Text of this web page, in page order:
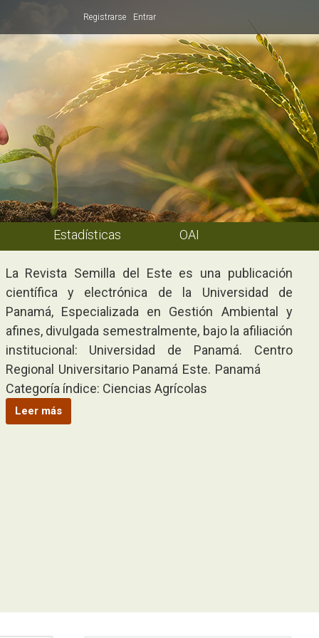
Registrarse Entrar
Estadísticas OAI
La Revista Semilla del Este es una publicación
científica y electrónica de la Universidad de
Panamá, Especializada en Gestión Ambiental y
afines, divulgada semestralmente, bajo la afiliación
institucional: Universidad de Panamá. Centro
Regional Universitario Panamá Este. Panamá
Categoría índice: Ciencias Agrícolas
Leer más